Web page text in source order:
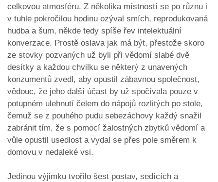
celkovou atmosféru. Z několika místností se po různu i
v tuhle pokročilou hodinu ozýval smích, reprodukovaná
hudba a šum, někde tedy spíše řev intelektuální
konverzace. Prostě oslava jak má být, přestože skoro
ze stovky pozvaných už byli při vědomí slabé dvě
desítky a každou chvilku se některý z unavených
konzumentů zvedl, aby opustil zábavnou společnost,
vědouc, že jeho další účast by už spočívala pouze v
potupném ulehnutí čelem do nápojů rozlitých po stole,
čemuž se z pouhého pudu sebezáchovy každý snažil
zabránit tím, že s pomocí žalostných zbytků vědomí a
vůle opustil usedlost a vydal se přes pole směrem k
domovu v nedaleké vsi.
Jedinou výjimku tvořilo šest postav, sedících a